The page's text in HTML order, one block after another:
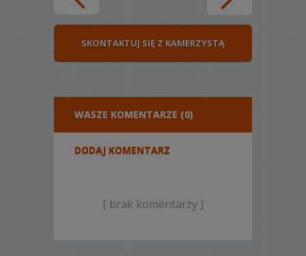
SKONTAKTUJ SIĘ Z KAMERZYSTĄ
WASZE KOMENTARZE (0)
DODAJ KOMENTARZ
[ brak komentarzy ]